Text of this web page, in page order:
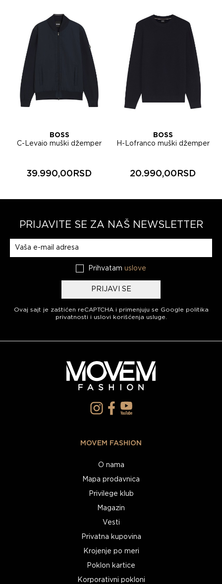
BOSS
C-Levaio muški džemper
39.990,00RSD
BOSS
H-Lofranco muški džemper
20.990,00RSD
PRIJAVITE SE ZA NAŠ NEWSLETTER
Prihvatam uslove
PRIJAVI SE
Ovaj sajt je zaštićen reCAPTCHA i primenjuju se Google politika
privatnosti i uslovi korišćenja usluge
MOVEM FASHION
O nama
Mapa prodavnica
Privilege klub
Magazin
Vesti
Privatna kupovina
Krojenje po meri
Poklon kartice
Korporativni pokloni